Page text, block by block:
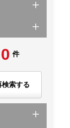
0 件
検索する